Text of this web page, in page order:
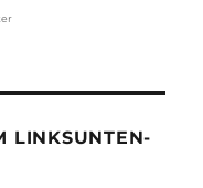
LINKSUNTEN-